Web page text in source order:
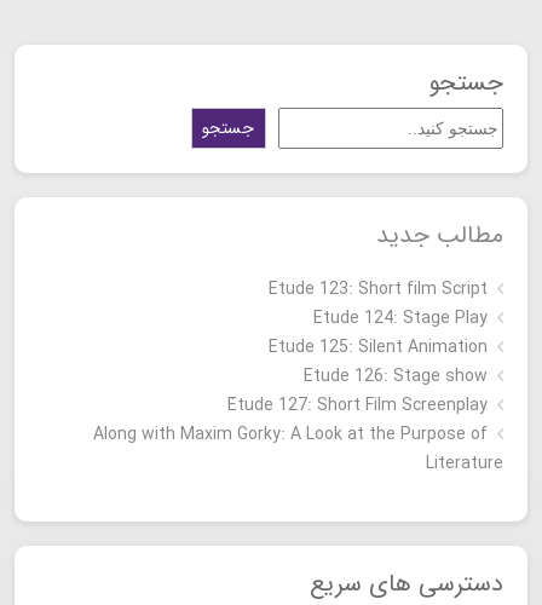
جستجو
جستجو
مطالب جدید
Etude 123: Short film Script
Etude 124: Stage Play
Etude 125: Silent Animation
Etude 126: Stage show
Étude 127: Short Film Screenplay
Along with Maxim Gorky: A Look at the Purpose of
Literature
دسترسی های سریع